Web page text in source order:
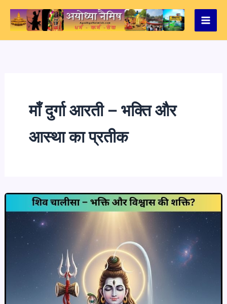
content
माँ दुर्गा आरती – भक्ति और
आस्था का प्रतीक